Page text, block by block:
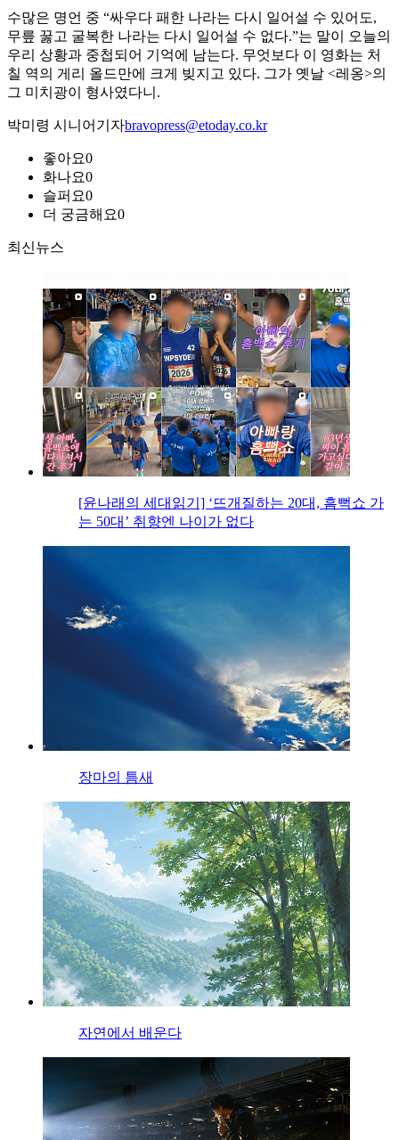
수많은 명언 중 “싸우다 패한 나라는 다시 일어설 수 있어도,
무릎 꿇고 굴복한 나라는 다시 일어설 수 없다.”는 말이 오늘의
우리 상황과 중첩되어 기억에 남는다. 무엇보다 이 영화는 처
칠 역의 게리 올드만에 크게 빚지고 있다. 그가 옛날 <레옹>의
그 미치광이 형사였다니.
박미령 시니어기자bravopress@etoday.co.kr
좋아요0
화나요0
슬퍼요0
더 궁금해요0
최신뉴스
[윤나래의 세대읽기] ‘뜨개질하는 20대, 흠뻑쇼 가
는 50대’ 취향엔 나이가 없다
장마의 틈새
자연에서 배운다